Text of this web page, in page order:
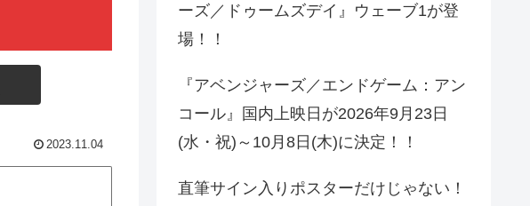
2023.11.04
ーズ／ドゥームズデイ』ウェーブ1が登
場！！
『アベンジャーズ／エンドゲーム：アン
コール』国内上映日が2026年9月23日
(水・祝)～10月8日(木)に決定！！
直筆サイン入りポスターだけじゃない！